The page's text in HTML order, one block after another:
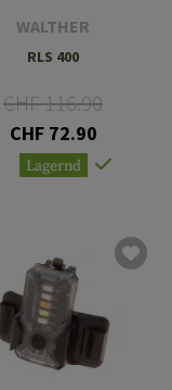
WALTHER
RLS 400
CHF 116.90
CHF 72.90
Lagernd